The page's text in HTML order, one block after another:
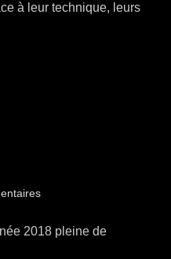
à leur technique, leurs
2018 pleine de